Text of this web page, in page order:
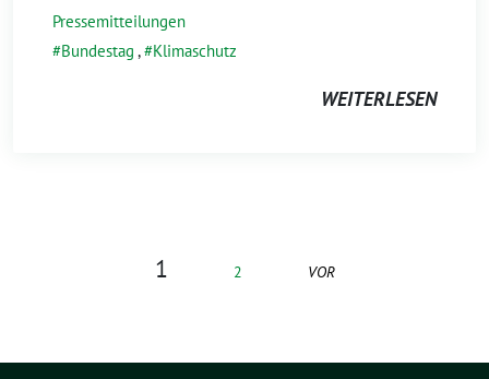
Pressemitteilungen
Bundestag , Klimaschutz
WEITERLESEN
1 2 VOR